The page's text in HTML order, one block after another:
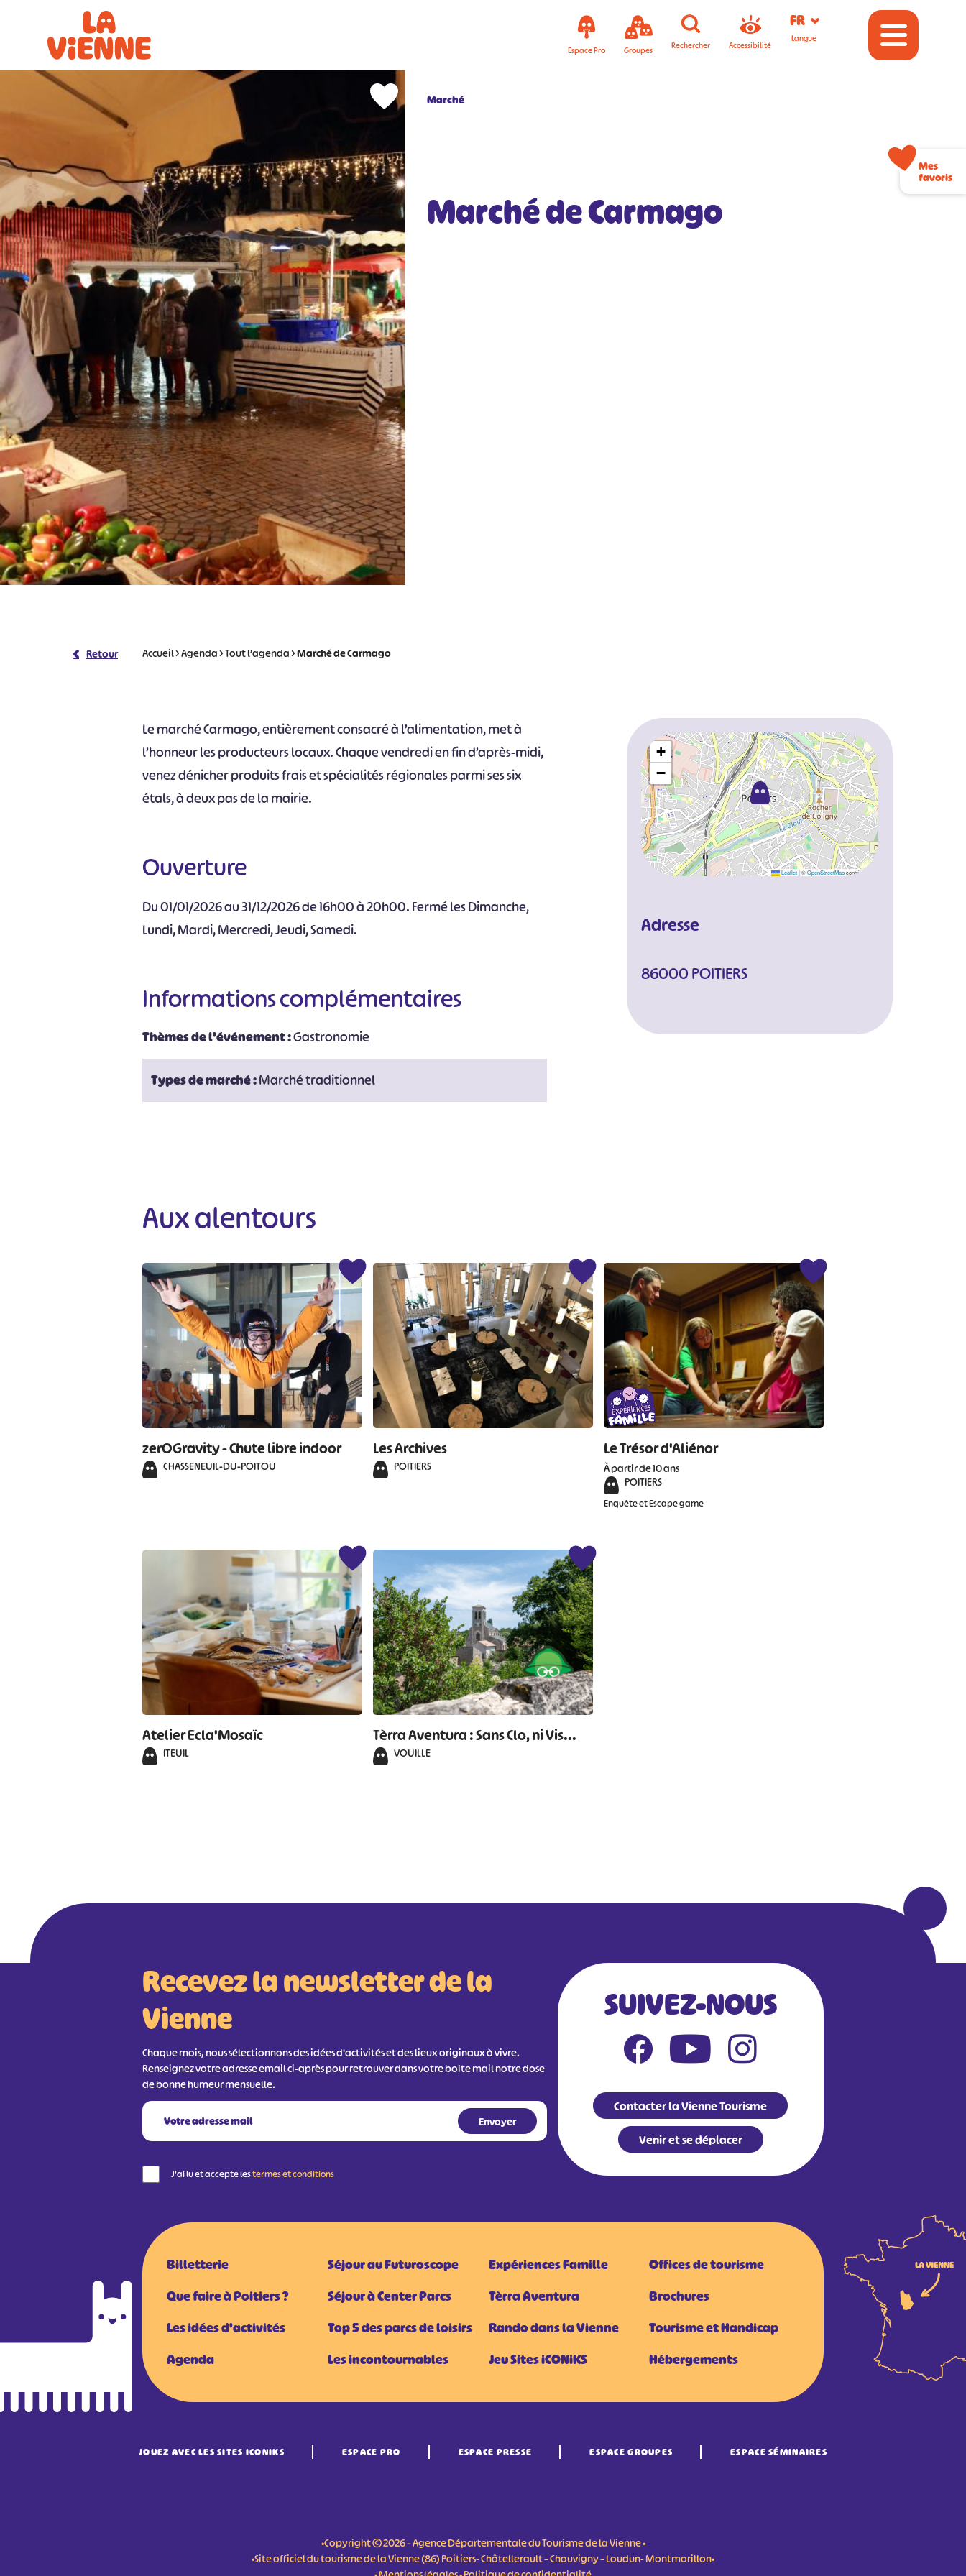
Espace Pro Groupes Rechercher Accessibilité
FR
Langue
Marché
Marché de Carmago
Retour Accueil>Agenda>Tout l’agenda>Marché de Carmago
Le marché Carmago, entièrement consacré à l’alimentation, met à
l’honneur les producteurs locaux. Chaque vendredi en fin d’après-midi,
venez dénicher produits frais et spécialités régionales parmi ses six
étals, à deux pas de la mairie.
Ouverture
Du 01/01/2026 au 31/12/2026 de 16h00 à 20h00. Fermé les Dimanche,
Lundi, Mardi, Mercredi, Jeudi, Samedi.
Informations complémentaires
Thèmes de l'événement :Gastronomie
Types de marché :Marché traditionnel
+
−
Leaflet|©OpenStreetMapcontributors
Adresse
86000 POITIERS
Aux alentours
zerOGravity - Chute libre indoor
CHASSENEUIL-DU-POITOU
Les Archives
POITIERS
Le Trésor d'Aliénor
À partir de 10 ans
POITIERS
Enquête et Escape game
Atelier Ecla'Mosaïc
ITEUIL
Tèrra Aventura : Sans Clo, ni Vis...
VOUILLE
Recevez la newsletter de la
Vienne
Chaque mois, nous sélectionnons des idées d'activités et des lieux originaux à vivre.
Renseignez votre adresse email ci-après pour retrouver dans votre boîte mail notre dose
de bonne humeur mensuelle.
J'ai lu et accepte lestermes et conditions
SUIVEZ-NOUS
Contacter la Vienne Tourisme
Venir et se déplacer
Billetterie
Que faire à Poitiers ?
Les idées d'activités
Agenda
Séjour au Futuroscope
Séjour à Center Parcs
Top 5 des parcs de loisirs
Les incontournables
Expériences Famille
Tèrra Aventura
Rando dans la Vienne
Jeu Sites iCONiKS
Offices de tourisme
Brochures
Tourisme et Handicap
Hébergements
JOUEZ AVEC LES SITES ICONIKS ESPACE PRO ESPACE PRESSE ESPACE GROUPES ESPACE SÉMINAIRES
•Copyright © 2026 – Agence Départementale du Tourisme de la Vienne •
•Site officiel du tourisme de la Vienne (86) Poitiers- Châtellerault – Chauvigny – Loudun- Montmorillon•
# # #
#
#
Mes
favoris
Panneau de gestion des cookies